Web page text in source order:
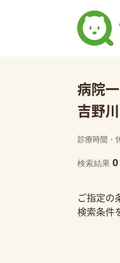
病院
吉野
診療時間・
検索結果 0
ご指定の
検索条件